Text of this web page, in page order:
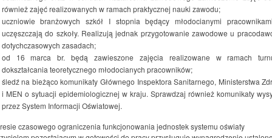
również zajęć realizowanych w ramach praktycznej nauki zawodu;
uczniowie branżowych szkół I stopnia będący młodocianymi
uczęszczają do szkoły. Realizują jednak przygotowanie zawodowe u
dotychczasowych zasadach;
od 16 marca br. będą zawieszone zajęcia realizowane w ramach
dokształcania teoretycznego młodocianych pracowników;
śledź na bieżąco komunikaty Głównego Inspektora Sanitarnego, Ministerstwa
i MEN o sytuacji epidemiologicznej w kraju. Sprawdzaj również komunikaty
przez System Informacji Oświatowej.
czasowego ograniczenia funkcjonowania jednostek systemu oświaty